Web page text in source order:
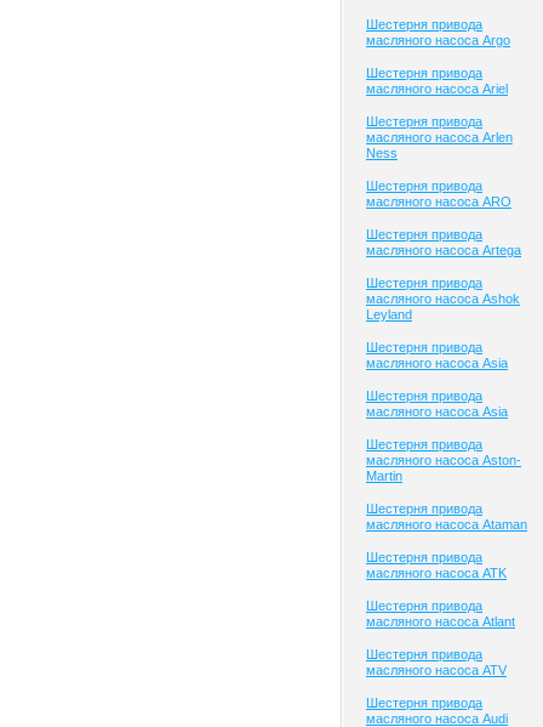
Шестерня привода
масляного насоса Argo
Шестерня привода
масляного насоса Ariel
Шестерня привода
масляного насоса Arlen
Ness
Шестерня привода
масляного насоса ARO
Шестерня привода
масляного насоса Artega
Шестерня привода
масляного насоса Ashok
Leyland
Шестерня привода
масляного насоса Asia
Шестерня привода
масляного насоса Asia
Шестерня привода
масляного насоса Aston-
Martin
Шестерня привода
масляного насоса Ataman
Шестерня привода
масляного насоса ATK
Шестерня привода
масляного насоса Atlant
Шестерня привода
масляного насоса ATV
Шестерня привода
масляного насоса Audi